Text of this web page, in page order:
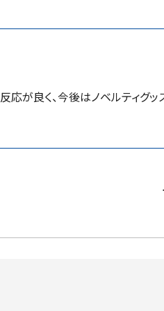
反応が良く、今後はノベルティグ